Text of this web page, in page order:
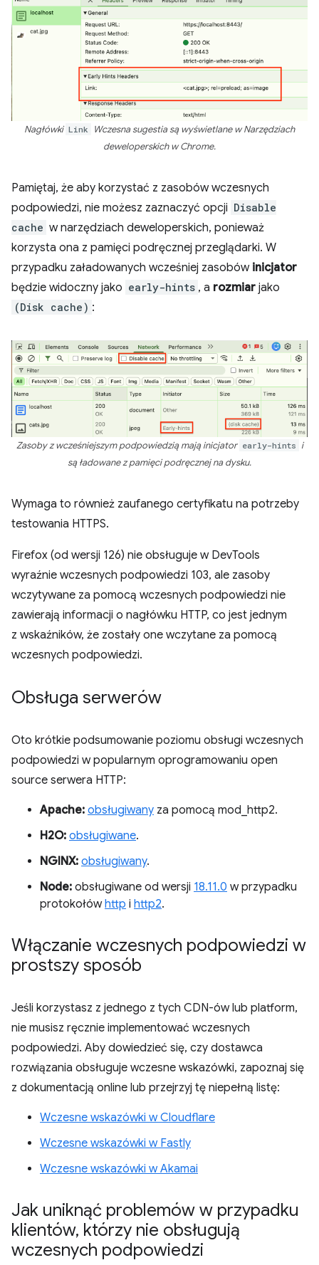
Nagłówki Link
Wczesna sugestia są wyświetlane w Narzędziach
deweloperskich w Chrome.
Pamiętaj, że aby korzystać z zasobów wczesnych
podpowiedzi, nie możesz zaznaczyć opcji Disable
cache w narzędziach deweloperskich, ponieważ
korzysta ona z pamięci podręcznej przeglądarki. W
przypadku załadowanych wcześniej zasobów inicjator
będzie widoczny jako early-hints , a rozmiar jako
(Disk cache) :
Zasoby z wcześniejszym podpowiedzią mają inicjator early-hints i
są ładowane z pamięci podręcznej na dysku.
Wymaga to również zaufanego certyfikatu na potrzeby
testowania HTTPS.
Firefox (od wersji 126) nie obsługuje w DevTools
wyraźnie wczesnych podpowiedzi 103, ale zasoby
wczytywane za pomocą wczesnych podpowiedzi nie
zawierają informacji o nagłówku HTTP, co jest jednym
z wskaźników, że zostały one wczytane za pomocą
wczesnych podpowiedzi.
Obsługa serwerów
Oto krótkie podsumowanie poziomu obsługi wczesnych
podpowiedzi w popularnym oprogramowaniu open
source serwera HTTP:
Apache: obsługiwany za pomocą mod_http2.
H2O: obsługiwane.
NGINX: obsługiwany.
Node: obsługiwane od wersji 18.11.0 w przypadku
protokołówhttp i http2.
Włączanie wczesnych podpowiedzi w
prostszy sposób
Jeśli korzystasz z jednego z tych CDN-ów lub platform,
nie musisz ręcznie implementować wczesnych
podpowiedzi. Aby dowiedzieć się, czy dostawca
rozwiązania obsługuje wczesne wskazówki, zapoznaj się
z dokumentacją online lub przejrzyj tę niepełną listę:
Wczesne wskazówki w Cloudflare
Wczesne wskazówki w Fastly
Wczesne wskazówki w Akamai
Jak uniknąć problemów w przypadku
klientów, którzy nie obsługują
wczesnych podpowiedzi